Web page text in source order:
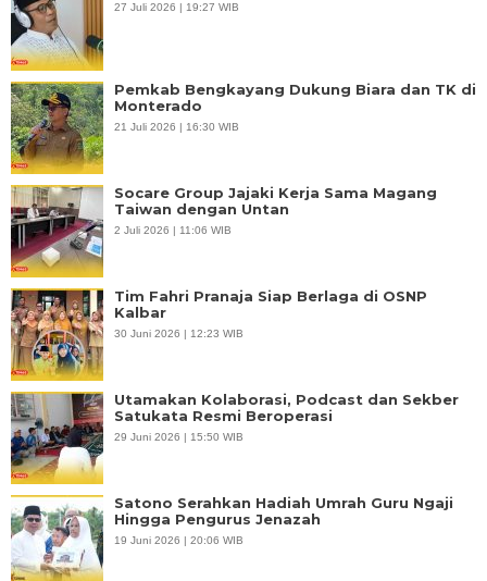
27 Juli 2026 | 19:27 WIB
Pemkab Bengkayang Dukung Biara dan TK di
Monterado
21 Juli 2026 | 16:30 WIB
Socare Group Jajaki Kerja Sama Magang
Taiwan dengan Untan
2 Juli 2026 | 11:06 WIB
Tim Fahri Pranaja Siap Berlaga di OSNP
Kalbar
30 Juni 2026 | 12:23 WIB
Utamakan Kolaborasi, Podcast dan Sekber
Satukata Resmi Beroperasi
29 Juni 2026 | 15:50 WIB
Satono Serahkan Hadiah Umrah Guru Ngaji
Hingga Pengurus Jenazah
19 Juni 2026 | 20:06 WIB